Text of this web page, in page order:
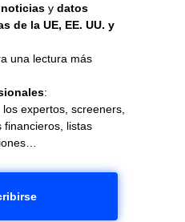
y datos
de la UE, EE. UU. y
una lectura más
:
expertos, screeners,
financieros, listas